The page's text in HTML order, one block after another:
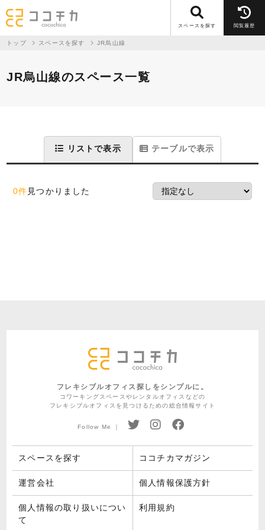
スペースを探す 閲覧履歴
トップ スペースを探す JR烏山線
JR烏山線のスペース一覧
リストで表示 テーブルで表示
0件 見つかりました
フレキシブルオフィス探しをシンプルに。
コワーキングスペースやレンタルオフィスなどの
フレキシブルオフィスを見つけるための総合情報サイト
Follow Me ｜
スペースを探す ココチカマガジン
運営会社 個人情報保護方針
個人情報の取り扱いについ
て
利用規約